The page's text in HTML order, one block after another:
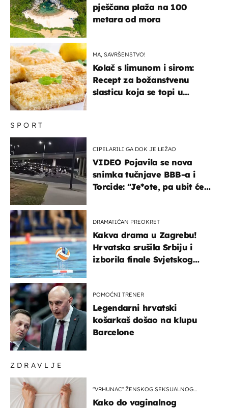
ZDRAVLJE
"VRHUNAC" ŽENSKOG SEKSUALNOG
Kako do vaginalnog
SPORT
CIPELARILI GA DOK JE LEŽAO
VIDEO Pojavila se nova
snimka tučnjave BBB-a i
Torcide: "Je*ote, pa ubit će
DRAMATIČAN PREOKRET
Kakva drama u Zagrebu!
Hrvatska srušila Srbiju i
izborila finale Svjetskog
POMOĆNI TRENER
Legendarni hrvatski
košarkaš došao na klupu
Barcelone
pješčana plaža na 100
metara od mora
MA, SAVRŠENSTVO!
Kolač s limunom i sirom:
Recept za božanstvenu
slasticu koja se topi u